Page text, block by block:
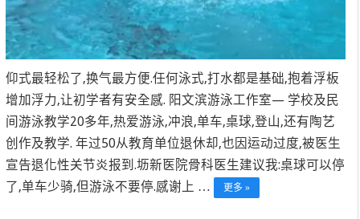
仰式最轻松了,换气最方便.任何泳式,打水都是基础,抱着浮板
增加浮力,让初学者有安全感. 阳文滨游泳工作室— 学校及民
间游泳教学20多年,热爱游泳,冲浪,单车,桌球,登山,还有陶艺
创作及教学. 年过50从教育单位退休却,也因运动过度,被医生
宣告退化性关节炎报到.坜新医院骨科医生建议我:桌球可以停
了,单车少骑,但游泳不要停.感谢上 …
更多 »